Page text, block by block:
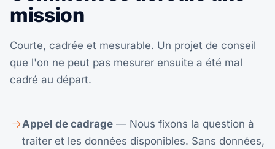
mission
Courte, cadrée et mesurable. Un projet de conseil
que l'on ne peut pas mesurer ensuite a été mal
cadré au départ.
Appel de cadrage — Nous fixons la question à
traiter et les données disponibles. Sans données,